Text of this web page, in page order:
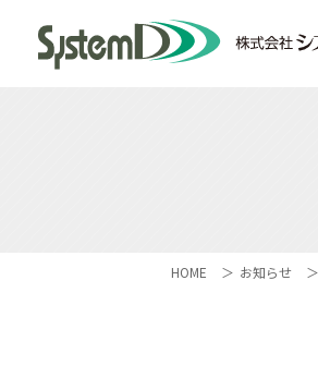
HOME お知らせ